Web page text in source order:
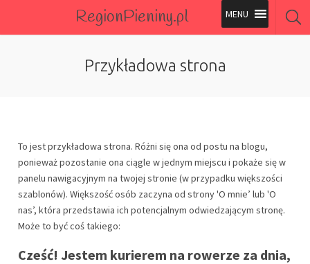
RegionPieniny.pl
Przykładowa strona
To jest przykładowa strona. Różni się ona od postu na blogu,
ponieważ pozostanie ona ciągle w jednym miejscu i pokaże się w
panelu nawigacyjnym na twojej stronie (w przypadku większości
szablonów). Większość osób zaczyna od strony 'O mnie’ lub 'O
nas’, która przedstawia ich potencjalnym odwiedzającym stronę.
Może to być coś takiego:
Cześć! Jestem kurierem na rowerze za dnia,